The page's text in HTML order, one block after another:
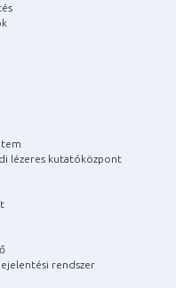
lézeres kutatóközpont
rendszer